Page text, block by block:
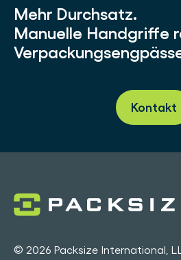
Mehr Durchsatz.
Manuelle Handgriffe
Kontakt
© 2026 Packsize International,